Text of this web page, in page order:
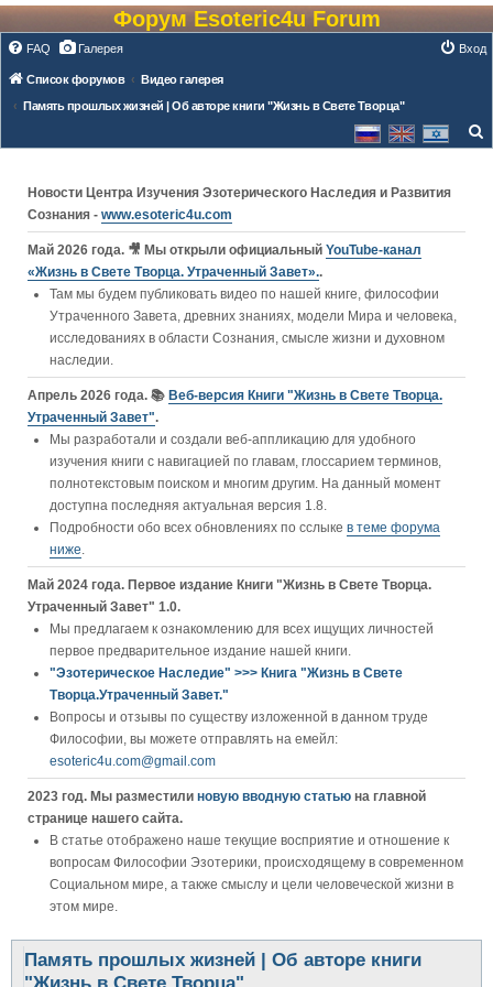
Форум Esoteric4u Forum
FAQ Галерея Вход
Список форумов
Видео галерея
Память прошлых жизней | Об авторе книги "Жизнь в Свете Творца"
Новости Центра Изучения Эзотерического Наследия и Развития
Сознания - www.esoteric4u.com
Май 2026 года. 🎥 Мы открыли официальный YouTube‑канал
«Жизнь в Свете Творца. Утраченный Завет»..
Там мы будем публиковать видео по нашей книге, философии
Утраченного Завета, древних знаниях, модели Мира и человека,
исследованиях в области Сознания, смысле жизни и духовном
наследии.
Апрель 2026 года. 📚 Веб-версия Книги "Жизнь в Свете Творца.
Утраченный Завет".
Мы разработали и создали веб-аппликацию для удобного
изучения книги c навигацией по главам, глоссарием терминов,
полнотекстовым поиском и многим другим. На данный момент
доступна последняя актуальная версия 1.8.
Подробности обо всех обновлениях по сслыке в теме форума
ниже.
Май 2024 года. Первое издание Книги "Жизнь в Свете Творца.
Утраченный Завет" 1.0.
Мы предлагаем к ознакомлению для всех ищущих личностей
первое предварительное издание нашей книги.
"Эзотерическое Наследие" >>> Книга "Жизнь в Свете
Творца.Утраченный Завет."
Вопросы и отзывы по существу изложенной в данном труде
Философии, вы можете отправлять на емейл:
esoteric4u.com@gmail.com
2023 год. Мы разместили новую вводную статью на главной
странице нашего сайта.
В статье отображено наше текущие восприятие и отношение к
вопросам Философии Эзотерики, происходящему в современном
Социальном мире, а также смыслу и цели человеческой жизни в
этом мире.
Память прошлых жизней | Об авторе книги